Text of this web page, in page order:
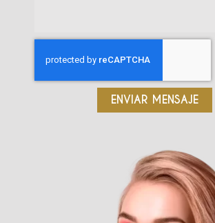
ENVIAR MENSAJE